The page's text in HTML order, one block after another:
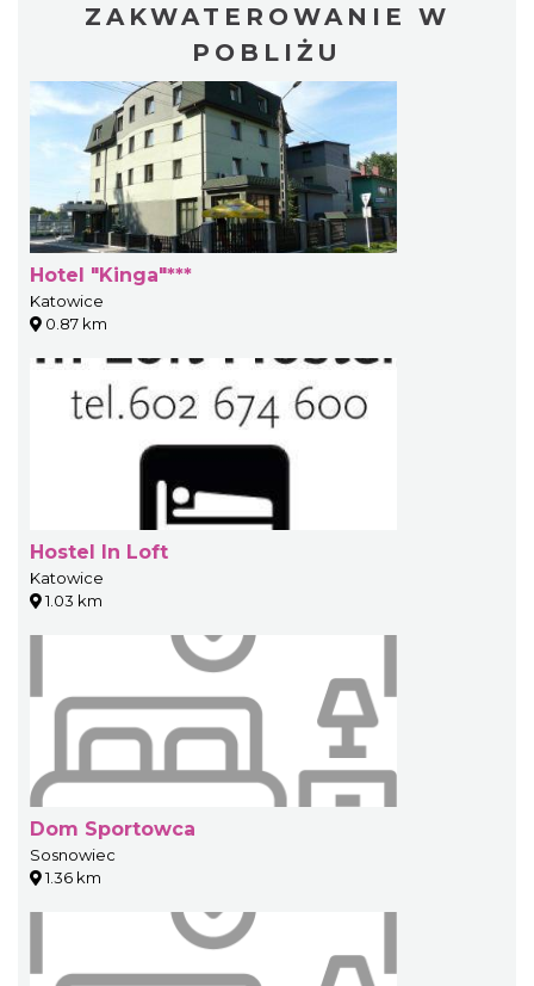
ZAKWATEROWANIE W
POBLIŻU
Hotel "Kinga"***
Katowice
0.87 km
Hostel In Loft
Katowice
1.03 km
Dom Sportowca
Sosnowiec
1.36 km